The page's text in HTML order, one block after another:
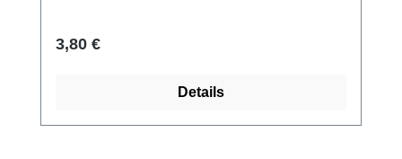
Regulärer Preis:
3,80 €
Details